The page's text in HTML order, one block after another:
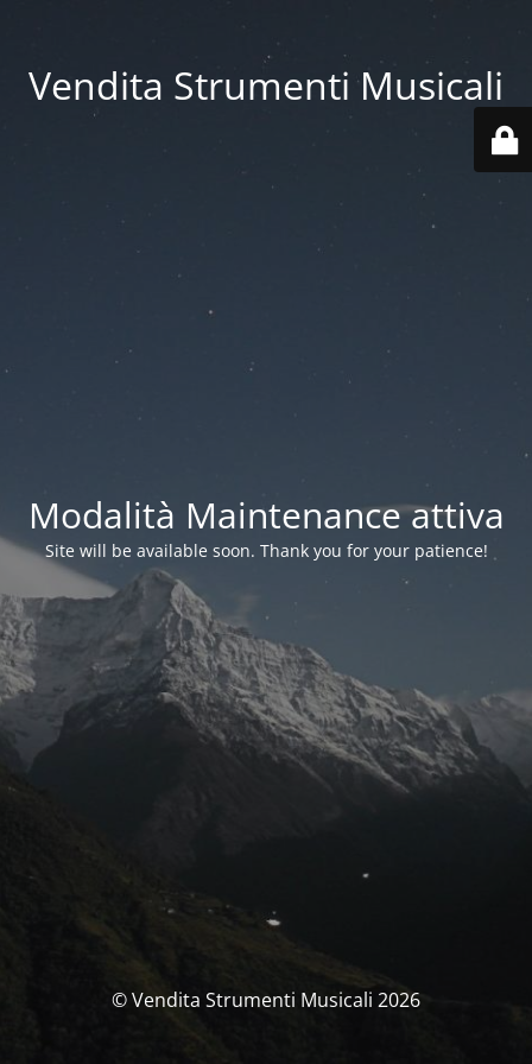
Vendita Strumenti Musicali
Modalità Maintenance attiva
Site will be available soon. Thank you for your patience!
© Vendita Strumenti Musicali 2026